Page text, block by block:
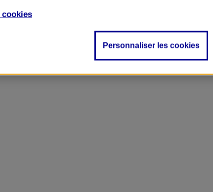
cookies
Personnaliser les cookies